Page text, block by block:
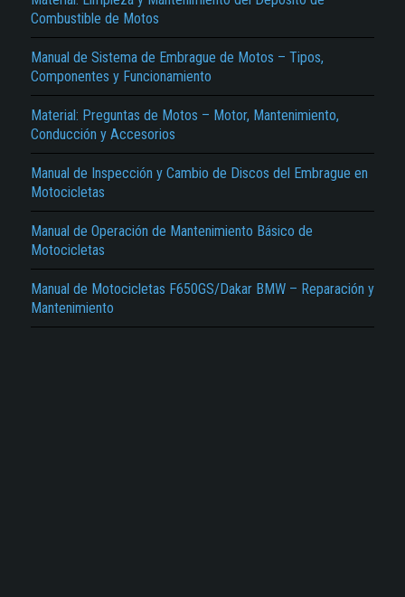
Combustible de Motos
Manual de Sistema de Embrague de Motos – Tipos,
Componentes y Funcionamiento
Material: Preguntas de Motos – Motor, Mantenimiento,
Conducción y Accesorios
Manual de Inspección y Cambio de Discos del Embrague en
Motocicletas
Manual de Operación de Mantenimiento Básico de
Motocicletas
Manual de Motocicletas F650GS/Dakar BMW – Reparación y
Mantenimiento
Texto o Imagen de portada son erróneos.
No carga o no se visualiza el contenido.